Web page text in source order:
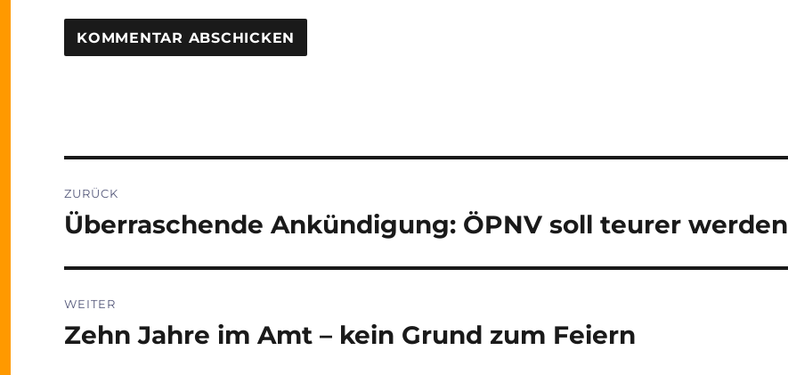
ZURÜCK
Vorheriger
Überraschende Ankündigung: ÖPNV soll teurer werden
WEITER
Nächster
Zehn Jahre im Amt – kein Grund zum Feiern